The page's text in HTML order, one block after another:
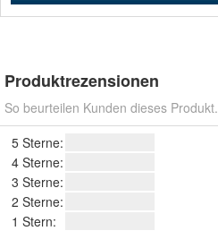
Produktrezensionen
So beurteilen Kunden dieses Produkt.
5 Sterne:
4 Sterne:
3 Sterne:
2 Sterne:
1 Stern: